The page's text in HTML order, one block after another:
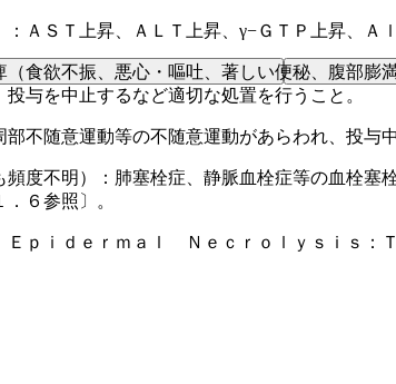
ＳＴ上昇、ＡＬＴ上昇、γ−ＧＴＰ上昇、Ａ
食欲不振、悪心・嘔吐、著しい便秘、腹部
与を中止するなど適切な処置を行うこと。
不随意運動等の不随意運動があらわれ、投与
度不明）：肺塞栓症、静脈血栓症等の血栓塞
６参照〕。
ｐｉｄｅｒｍａｌ Ｎｅｃｒｏｌｙｓｉｓ：